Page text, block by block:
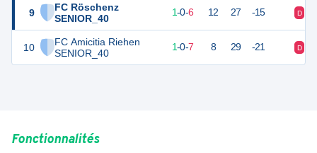
9
FC Röschenz
SENIOR_40
10
FC Amicitia Riehen
SENIOR_40
1-0-6 12 27 -15 D
3 1-0-7 8 29 -21 D
Fonctionnalités